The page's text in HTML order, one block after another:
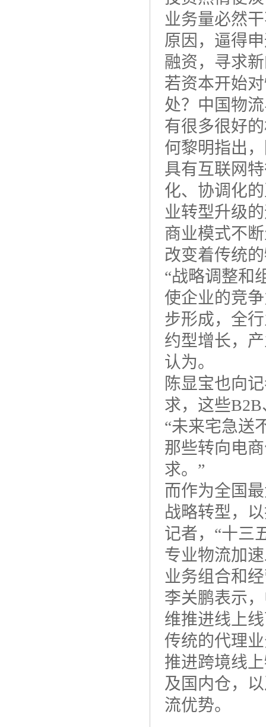
业务量必然
原因，逼得
融资，寻求
若资本开始
处？中国物
有很多很好
何黎明指出
具有互联网
化、协调化
业转型升级
商业模式不
改变着传统
“战略调整和
使企业的竞
步形成，全
约型增长，
认为。
陈显宝也向
求，这些
“未来宅急送
那些转向电
求。”
而作为全国
战略转型，
记者，“十三
专业物流加
业务组合和
李关鹏表示
维推进线上
传统的代理
推进跨境线
及国内仓，
流优势。